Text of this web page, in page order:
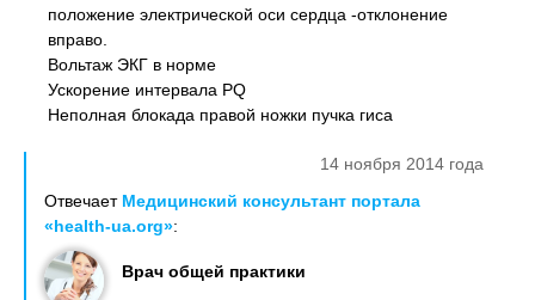
положение электрической оси сердца -отклонение
вправо.
Вольтаж ЭКГ в норме
Ускорение интервала PQ
Неполная блокада правой ножки пучка гиса
14 ноября 2014 года
Отвечает Медицинский консультант портала
«health-ua.org»:
Врач общей практики